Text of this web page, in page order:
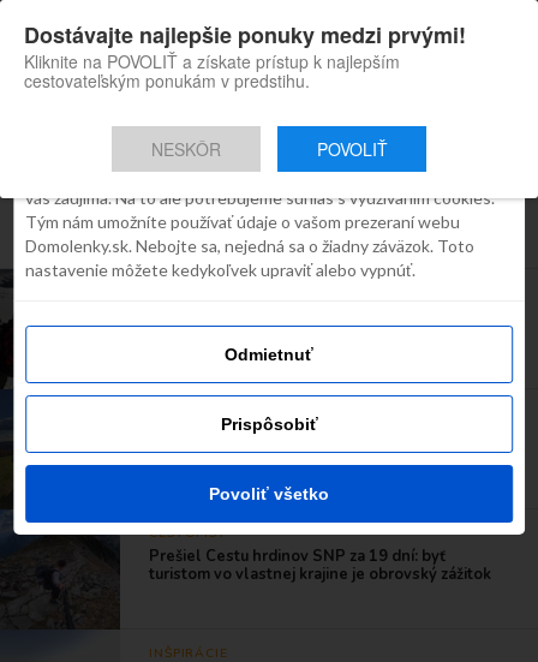
Domolenky appka
Skvelé tipy na cestovanie po
Slovensku
Inštaluj
Všetky príspevky týkajúce sa
"turistika"
dokola 2 (NOVÝ FILM)
Koruna Turca: najťažšia 200km túra na
Slovensku? (VIDEO)
CESTOPISY
Prešiel Cestu hrdinov SNP za 19 dní: byť
turistom vo vlastnej krajine je obrovský zážitok
INŠPIRÁCIE
Súhlas Detaily O cookies
Robíme všetko preto, aby sme vám zobrazovali iba obsah, ktorý
vás zaujíma. Na to ale potrebujeme súhlas s využívaním cookies.
Tým nám umožníte používať údaje o vašom prezeraní webu
Domolenky.sk. Nebojte sa, nejedná sa o žiadny záväzok. Toto
nastavenie môžete kedykoľvek upraviť alebo vypnúť.
Odmietnuť
Prispôsobiť
Povoliť všetko
Dostávajte najlepšie ponuky medzi prvými!
Kliknite na POVOLIŤ a získate prístup k najlepším
cestovateľským ponukám v predstihu.
NESKÔR POVOLIŤ